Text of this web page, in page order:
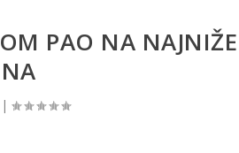
PAO NA NAJNIŽE
|